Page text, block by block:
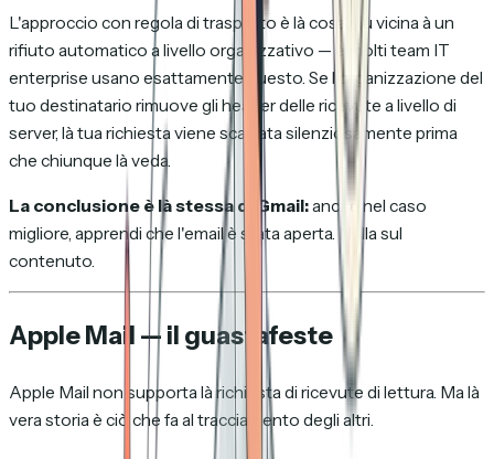
L'approccio con regola di trasporto è là cosa più vicina à un
rifiuto automatico a livello organizzativo — è molti team IT
enterprise usano esattamente questo. Se l'organizzazione del
tuo destinatario rimuove gli header delle ricevute a livello di
server, là tua richiesta viene scartata silenziosamente prima
che chiunque là veda.
La conclusione è là stessa di Gmail:anche nel caso
migliore, apprendi che l'email è stata aperta. Nulla sul
contenuto.
Apple Mail — il guastafeste
Apple Mail non supporta làrichiesta di ricevute di lettura. Ma là
vera storia è ciò che fa al tracciamento degli altri